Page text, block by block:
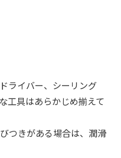
ライバー、シーリング
工具はあらかじめ揃えて
つきがある場合は、潤滑